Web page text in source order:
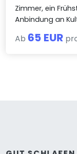
Zimmer, ein
Anbindung an
Ab 65 EUR